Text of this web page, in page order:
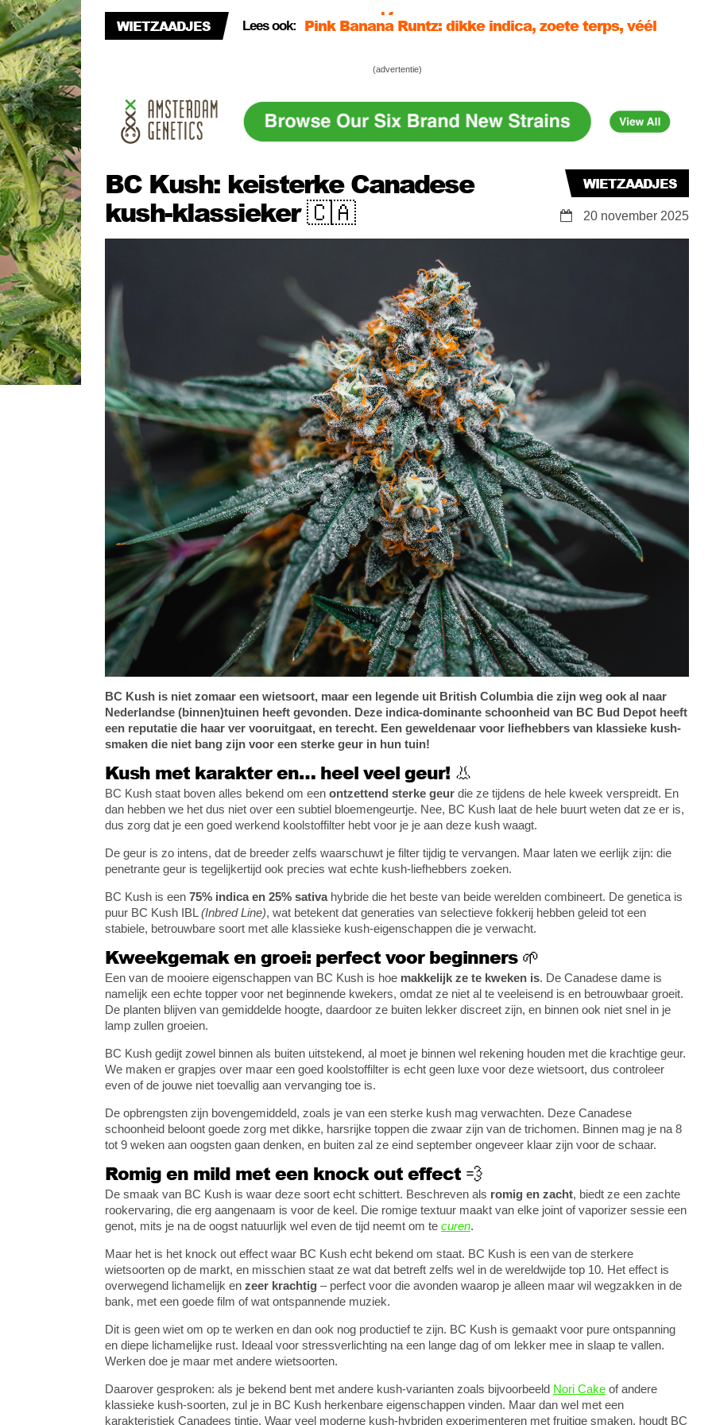
WIETZAADJES Lees ook:
Pink Banana Runtz: dikke indica, zoete terps, véél
THC (+1 Sour Fruit Tartare F1)
kerstboompje ooit!
(advertentie)
BC Kush: keisterke Canadese
kush-klassieker 🇨🇦
WIETZAADJES
20 november 2025
BC Kush is niet zomaar een wietsoort, maar een legende uit British Columbia die zijn weg ook al naar
Nederlandse (binnen)tuinen heeft gevonden. Deze indica-dominante schoonheid van BC Bud Depot heeft
een reputatie die haar ver vooruitgaat, en terecht. Een geweldenaar voor liefhebbers van klassieke kush-
smaken die niet bang zijn voor een sterke geur in hun tuin!
Kush met karakter en… heel veel geur! 👃
BC Kush staat boven alles bekend om een ontzettend sterke geur die ze tijdens de hele kweek verspreidt. En
dan hebben we het dus niet over een subtiel bloemengeurtje. Nee, BC Kush laat de hele buurt weten dat ze er is,
dus zorg dat je een goed werkend koolstoffilter hebt voor je je aan deze kush waagt.
De geur is zo intens, dat de breeder zelfs waarschuwt je filter tijdig te vervangen. Maar laten we eerlijk zijn: die
penetrante geur is tegelijkertijd ook precies wat echte kush-liefhebbers zoeken.
BC Kush is een 75% indica en 25% sativahybride die het beste van beide werelden combineert. De genetica is
puur BC Kush IBL (Inbred Line), wat betekent dat generaties van selectieve fokkerij hebben geleid tot een
stabiele, betrouwbare soort met alle klassieke kush-eigenschappen die je verwacht.
Kweekgemak en groei: perfect voor beginners 🌱
Een van de mooiere eigenschappen van BC Kush is hoe makkelijk ze te kweken is. De Canadese dame is
namelijk een echte topper voor net beginnende kwekers, omdat ze niet al te veeleisend is en betrouwbaar groeit.
De planten blijven van gemiddelde hoogte, daardoor ze buiten lekker discreet zijn, en binnen ook niet snel in je
lamp zullen groeien.
BC Kush gedijt zowel binnen als buiten uitstekend, al moet je binnen wel rekening houden met die krachtige geur.
We maken er grapjes over maar een goed koolstoffilter is echt geen luxe voor deze wietsoort, dus controleer
even of de jouwe niet toevallig aan vervanging toe is.
De opbrengsten zijn bovengemiddeld, zoals je van een sterke kush mag verwachten. Deze Canadese
schoonheid beloont goede zorg met dikke, harsrijke toppen die zwaar zijn van de trichomen. Binnen mag je na 8
tot 9 weken aan oogsten gaan denken, en buiten zal ze eind september ongeveer klaar zijn voor de schaar.
Romig en mild met een knock out effect 💨
De smaak van BC Kush is waar deze soort echt schittert. Beschreven als romig en zacht, biedt ze een zachte
rookervaring, die erg aangenaam is voor de keel. Die romige textuur maakt van elke joint of vaporizer sessie een
genot, mits je na de oogst natuurlijk wel even de tijd neemt om te curen.
Maar het is het knock out effect waar BC Kush echt bekend om staat. BC Kush is een van de sterkere
wietsoorten op de markt, en misschien staat ze wat dat betreft zelfs wel in de wereldwijde top 10. Het effect is
overwegend lichamelijk en zeer krachtig – perfect voor die avonden waarop je alleen maar wil wegzakken in de
bank, met een goede film of wat ontspannende muziek.
Dit is geen wiet om op te werken en dan ook nog productief te zijn. BC Kush is gemaakt voor pure ontspanning
en diepe lichamelijke rust. Ideaal voor stressverlichting na een lange dag of om lekker mee in slaap te vallen.
Werken doe je maar met andere wietsoorten.
Daarover gesproken: als je bekend bent met andere kush-varianten zoals bijvoorbeeld Nori Cake of andere
klassieke kush-soorten, zul je in BC Kush herkenbare eigenschappen vinden. Maar dan wel met een
karakteristiek Canadees tintje. Waar veel moderne kush-hybriden experimenteren met fruitige smaken, houdt BC